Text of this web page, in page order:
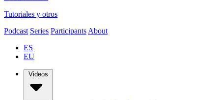
Tutoriales y otros
Podcast Series Participants About
ES
EU
Videos